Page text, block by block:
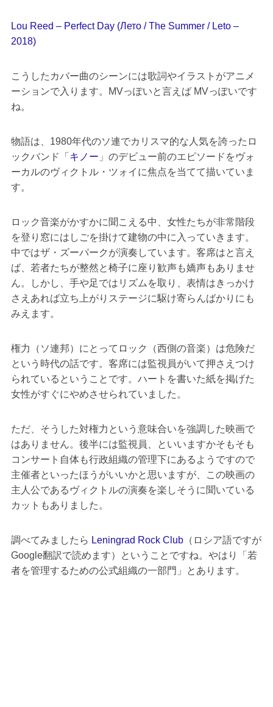
Lou Reed – Perfect Day (Лето / The Summer / Leto –
2018)
こうしたカバー曲のシーンには歌詞やイラストがアニメ
ーションで入ります。MVっぽいと言えば MVっぽいです
ね。
物語は、1980年代のソ連でカリスマ的な人気を誇ったロ
ックバンド「 キノー 」のデビュー前のエピソードをヴォ
ーカルのヴィクトル・ツォイに焦点を当てて描いていま
す。
ロック音楽がかすかに聞こえる中、女性たちが非常階段
を登り窓にはしごを掛けて建物の中に入っていきます。
中ではザ・ズーパークが演奏しています。客席はと言え
ば、若者たちが整然と椅子に座り歓声も嬌声もありませ
ん。しかし、手や足ではリズムを取り、表情はきっかけ
さえあれば立ち上がりステージに駆け寄らんばかりにも
みえます。
権力（ソ連邦）にとってロック（西側の音楽）は危険だ
という時代の話です。客席には監視員がいて押さえつけ
られているということです。ハートを書いた紙を掲げた
女性がすぐにやめさせられていました。
ただ、そうした対権力という意味合いを強調した映画で
はありません。後半には監視員、といいますかそもそも
コンサート自体も行政組織の管理下にあるようですので
主催者といったほうがいいかと思いますが、この映画の
主人公であるヴィクトルの演奏を楽しそうに聞いている
カットもありました。
調べてみましたら Leningrad Rock Club（ロシア語ですが
Google翻訳で読めます）ということですね。やはり「若
者を管理するための公式組織の一部門」とあります。